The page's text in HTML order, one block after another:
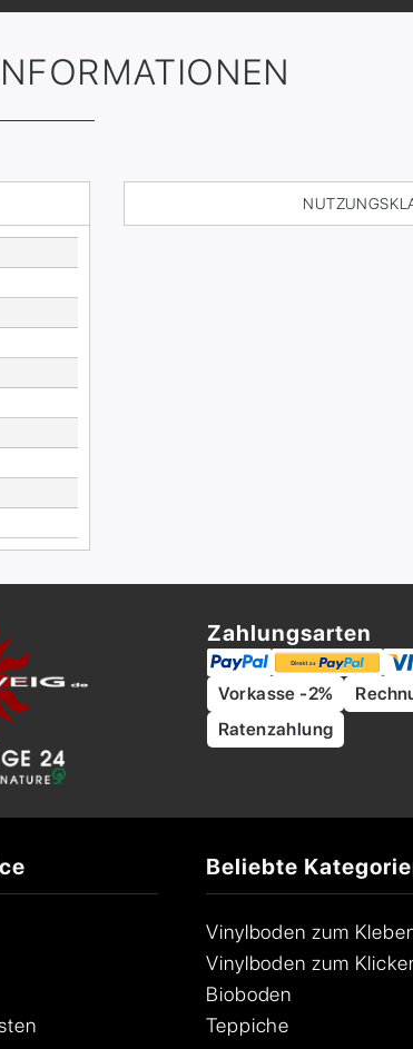
Zahlungsarten
Vorkasse -2%
Ratenzahlung
Beliebte
Vinylboden zum
Vinylboden zum
Bioboden
Teppiche